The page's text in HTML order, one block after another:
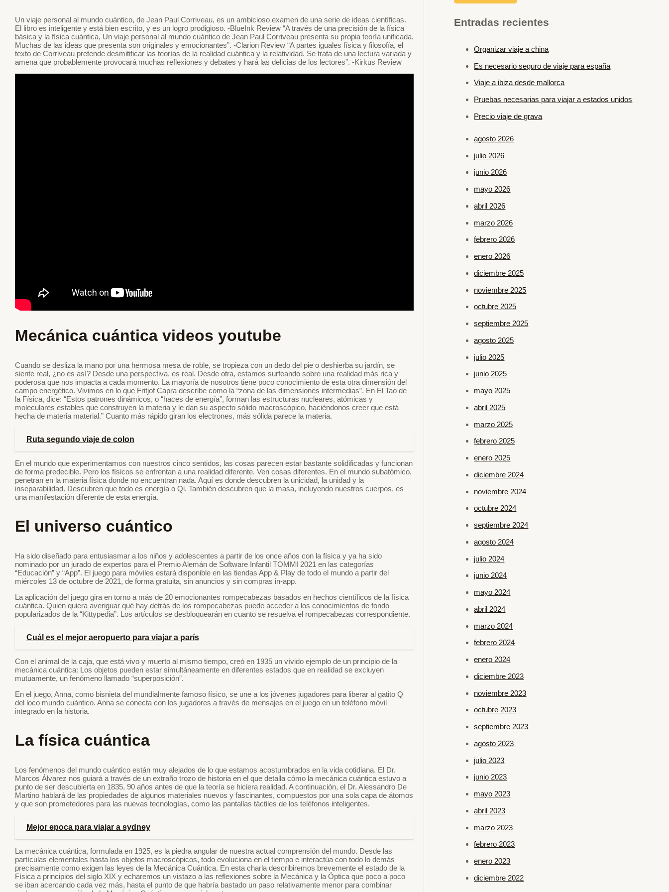
Un viaje personal al mundo cuántico, de Jean Paul Corriveau, es un ambicioso examen de una serie de ideas científicas.
El libro es inteligente y está bien escrito, y es un logro prodigioso. -BlueInk Review “A través de una precisión de la física
básica y la física cuántica, Un viaje personal al mundo cuántico de Jean Paul Corriveau presenta su propia teoría unificada.
Muchas de las ideas que presenta son originales y emocionantes”. -Clarion Review “A partes iguales física y filosofía, el
texto de Corriveau pretende desmitificar las teorías de la realidad cuántica y la relatividad. Se trata de una lectura variada y
amena que probablemente provocará muchas reflexiones y debates y hará las delicias de los lectores”. -Kirkus Review
Mecánica cuántica videos youtube
Cuando se desliza la mano por una hermosa mesa de roble, se tropieza con un dedo del pie o deshierba su jardín, se
siente real, ¿no es así? Desde una perspectiva, es real. Desde otra, estamos surfeando sobre una realidad más rica y
poderosa que nos impacta a cada momento. La mayoría de nosotros tiene poco conocimiento de esta otra dimensión del
campo energético. Vivimos en lo que Fritjof Capra describe como la “zona de las dimensiones intermedias”. En El Tao de
la Física, dice: “Estos patrones dinámicos, o “haces de energía”, forman las estructuras nucleares, atómicas y
moleculares estables que construyen la materia y le dan su aspecto sólido macroscópico, haciéndonos creer que está
hecha de materia material.” Cuanto más rápido giran los electrones, más sólida parece la materia.
Ruta segundo viaje de colon
En el mundo que experimentamos con nuestros cinco sentidos, las cosas parecen estar bastante solidificadas y funcionan
de forma predecible. Pero los físicos se enfrentan a una realidad diferente. Ven cosas diferentes. En el mundo subatómico,
penetran en la materia física donde no encuentran nada. Aquí es donde descubren la unicidad, la unidad y la
inseparabilidad. Descubren que todo es energía o Qi. También descubren que la masa, incluyendo nuestros cuerpos, es
una manifestación diferente de esta energía.
El universo cuántico
Ha sido diseñado para entusiasmar a los niños y adolescentes a partir de los once años con la física y ya ha sido
nominado por un jurado de expertos para el Premio Alemán de Software Infantil TOMMI 2021 en las categorías
“Educación” y “App”. El juego para móviles estará disponible en las tiendas App & Play de todo el mundo a partir del
miércoles 13 de octubre de 2021, de forma gratuita, sin anuncios y sin compras in-app.
La aplicación del juego gira en torno a más de 20 emocionantes rompecabezas basados en hechos científicos de la física
cuántica. Quien quiera averiguar qué hay detrás de los rompecabezas puede acceder a los conocimientos de fondo
popularizados de la “Kittypedia”. Los artículos se desbloquearán en cuanto se resuelva el rompecabezas correspondiente.
Cuál es el mejor aeropuerto para viajar a parís
Con el animal de la caja, que está vivo y muerto al mismo tiempo, creó en 1935 un vívido ejemplo de un principio de la
mecánica cuántica: Los objetos pueden estar simultáneamente en diferentes estados que en realidad se excluyen
mutuamente, un fenómeno llamado “superposición”.
En el juego, Anna, como bisnieta del mundialmente famoso físico, se une a los jóvenes jugadores para liberar al gatito Q
del loco mundo cuántico. Anna se conecta con los jugadores a través de mensajes en el juego en un teléfono móvil
integrado en la historia.
La física cuántica
Los fenómenos del mundo cuántico están muy alejados de lo que estamos acostumbrados en la vida cotidiana. El Dr.
Marcos Álvarez nos guiará a través de un extraño trozo de historia en el que detalla cómo la mecánica cuántica estuvo a
punto de ser descubierta en 1835, 90 años antes de que la teoría se hiciera realidad. A continuación, el Dr. Alessandro De
Martino hablará de las propiedades de algunos materiales nuevos y fascinantes, compuestos por una sola capa de átomos
y que son prometedores para las nuevas tecnologías, como las pantallas táctiles de los teléfonos inteligentes.
Mejor epoca para viajar a sydney
La mecánica cuántica, formulada en 1925, es la piedra angular de nuestra actual comprensión del mundo. Desde las
partículas elementales hasta los objetos macroscópicos, todo evoluciona en el tiempo e interactúa con todo lo demás
precisamente como exigen las leyes de la Mecánica Cuántica. En esta charla describiremos brevemente el estado de la
Física a principios del siglo XIX y echaremos un vistazo a las reflexiones sobre la Mecánica y la Óptica que poco a poco
se iban acercando cada vez más, hasta el punto de que habría bastado un paso relativamente menor para combinar
Entradas recientes
Organizar viaje a china
Es necesario seguro de viaje para españa
Viaje a ibiza desde mallorca
Pruebas necesarias para viajar a estados unidos
Precio viaje de grava
agosto 2026
julio 2026
junio 2026
mayo 2026
abril 2026
marzo 2026
febrero 2026
enero 2026
diciembre 2025
noviembre 2025
octubre 2025
septiembre 2025
agosto 2025
julio 2025
junio 2025
mayo 2025
abril 2025
marzo 2025
febrero 2025
enero 2025
diciembre 2024
noviembre 2024
octubre 2024
septiembre 2024
agosto 2024
julio 2024
junio 2024
mayo 2024
abril 2024
marzo 2024
febrero 2024
enero 2024
diciembre 2023
noviembre 2023
octubre 2023
septiembre 2023
agosto 2023
julio 2023
junio 2023
mayo 2023
abril 2023
marzo 2023
febrero 2023
enero 2023
diciembre 2022